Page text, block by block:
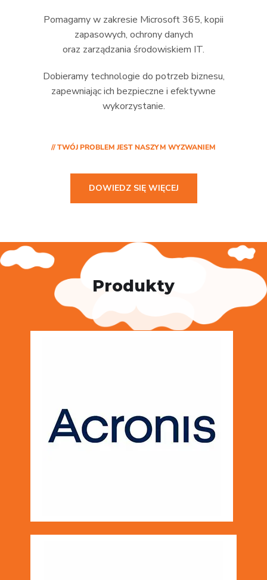
Pomagamy w zakresie Microsoft 365, kopii
zapasowych, ochrony danych
oraz zarządzania środowiskiem IT.
Dobieramy technologie do potrzeb biznesu,
zapewniając ich bezpieczne i efektywne
wykorzystanie.
// TWÓJ PROBLEM JEST NASZYM WYZWANIEM
DOWIEDZ SIĘ WIĘCEJ
Produkty